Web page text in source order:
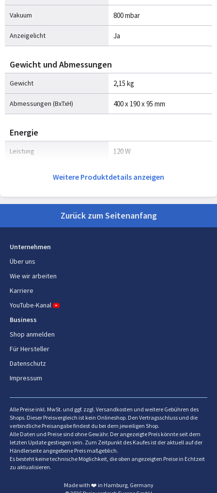
Vakuum 800 mbar
Anzeigelicht Ja
Gewicht und Abmessungen
Gewicht 2,15 kg
Abmessungen (BxTxH) 400 x 190 x 95 mm
Energie
Leistung 120 W
Weitere Produktdetails anzeigen
Zurück zum Seitenanfang
Unternehmen
Über uns
Wie wir arbeiten
Karriere
YouTube-Kanal
Business
Shop anmelden
Für Hersteller
Datenschutz
Impressum
Alle Preise inkl. MwSt. und ggf. zzgl. Versandkosten und weitere Gebühren des
Shops. Dieser Preisvergleich ist kein Onlineshop. Den Vertragsschluss und die
verbindliche Preisangabe findest du bei dem jeweiligen Shop.
Alle Daten und Preise sind ohne Gewähr. Der angezeigte Preis könnte seit dem
letzten Update gestiegen sein. Zum Zeitpunkt des Kaufes ist der aktuell auf der
Händlerseite angegebene Preis maßgeblich.
Es besteht keine technische Möglichkeit, die oben angezeigten Preise in Echtzeit
zu aktualisieren.
Made with ❤️ in Hamburg, Germany